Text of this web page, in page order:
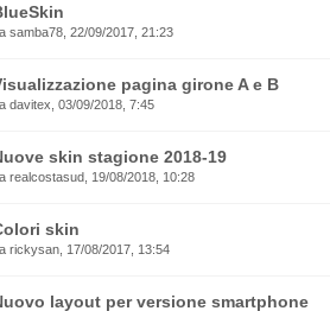
samba78 , 22/09/2017, 21:23
pagina girone A e B
davitex , 03/09/2018, 7:45
skin stagione 2018-19
realcostasud , 19/08/2018, 10:28
skin
rickysan , 17/08/2017, 13:54
layout per versione smartphone